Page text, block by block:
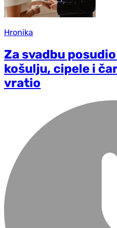
Hronika
Za svadbu
košulju, cipele i
vratio